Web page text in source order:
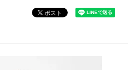
ポスト